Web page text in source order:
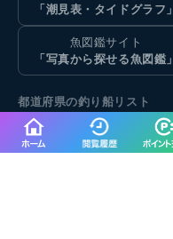
「潮見表・タイドグラフ」
魚図鑑サイト
「写真から探せる魚図鑑」
都道府県の釣り船リスト
人気市町村の釣り船リスト